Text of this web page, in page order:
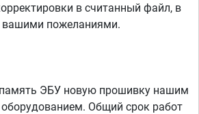
в считанный файл, в
вашими пожеланиями.
ЭБУ новую прошивку нашим
Общий срок работ